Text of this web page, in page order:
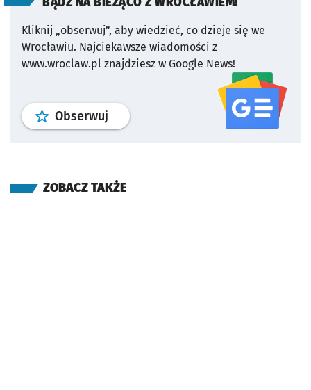
Kliknij „obserwuj”, aby wiedzieć, co dzieje się we
Wrocławiu. Najciekawsze wiadomości z
www.wroclaw.pl znajdziesz w Google News!
Obserwuj profil serwisu
ZOBACZ TAKŻE